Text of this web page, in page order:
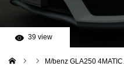
39 view
M/benz GLA250
お問い合わせ